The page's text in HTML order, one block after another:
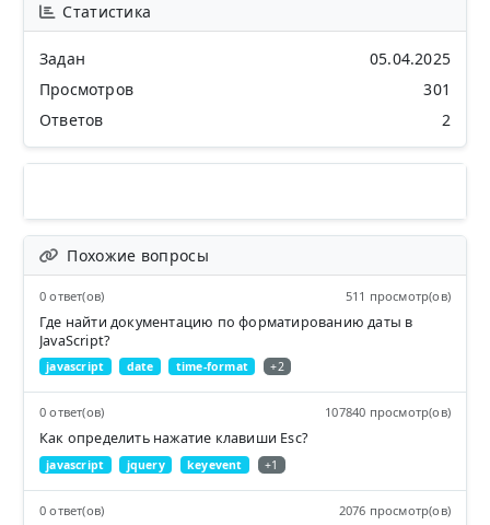
Статистика
Задан
05.04.2025
Просмотров
301
Ответов
2
Похожие вопросы
0 ответ(ов) 511 просмотр(ов)
Где найти документацию по форматированию даты в
JavaScript?
javascript date time-format +2
0 ответ(ов) 107840 просмотр(ов)
Как определить нажатие клавиши Esc?
javascript jquery keyevent +1
0 ответ(ов) 2076 просмотр(ов)